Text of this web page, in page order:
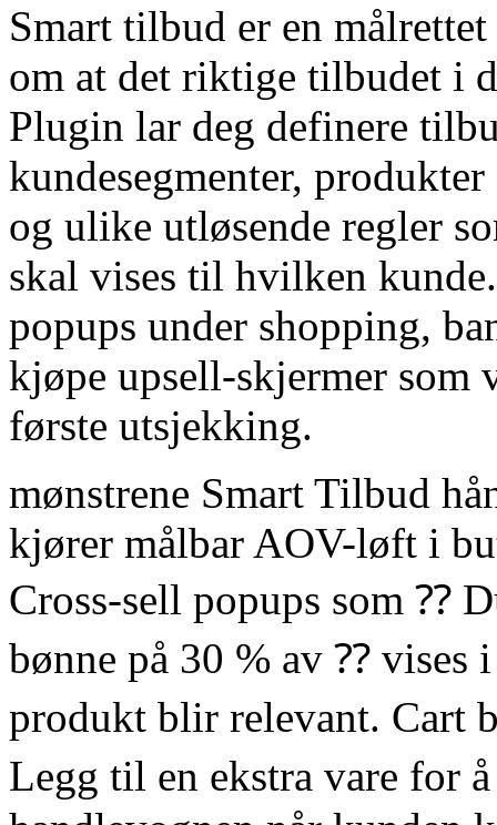
Smart tilbud er en
om at det riktige tilbudet i
Plugin lar deg definere
kundesegmenter,
og ulike utløsende regler
skal vises til hvilken
popups under shopping,
kjøpe upsell-skjermer som
første utsjekking.
mønstrene Smart Tilbud
kjører målbar AOV-løft i
Cross-sell popups som ⁇
bønne på 30 % av ⁇ vises
produkt blir relevant. Cart
Legg til en ekstra vare for